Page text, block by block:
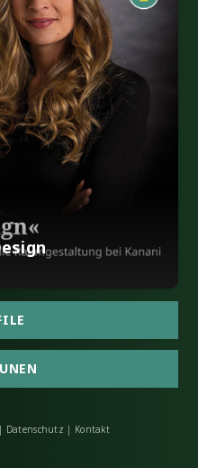
| Datenschutz | Kontakt